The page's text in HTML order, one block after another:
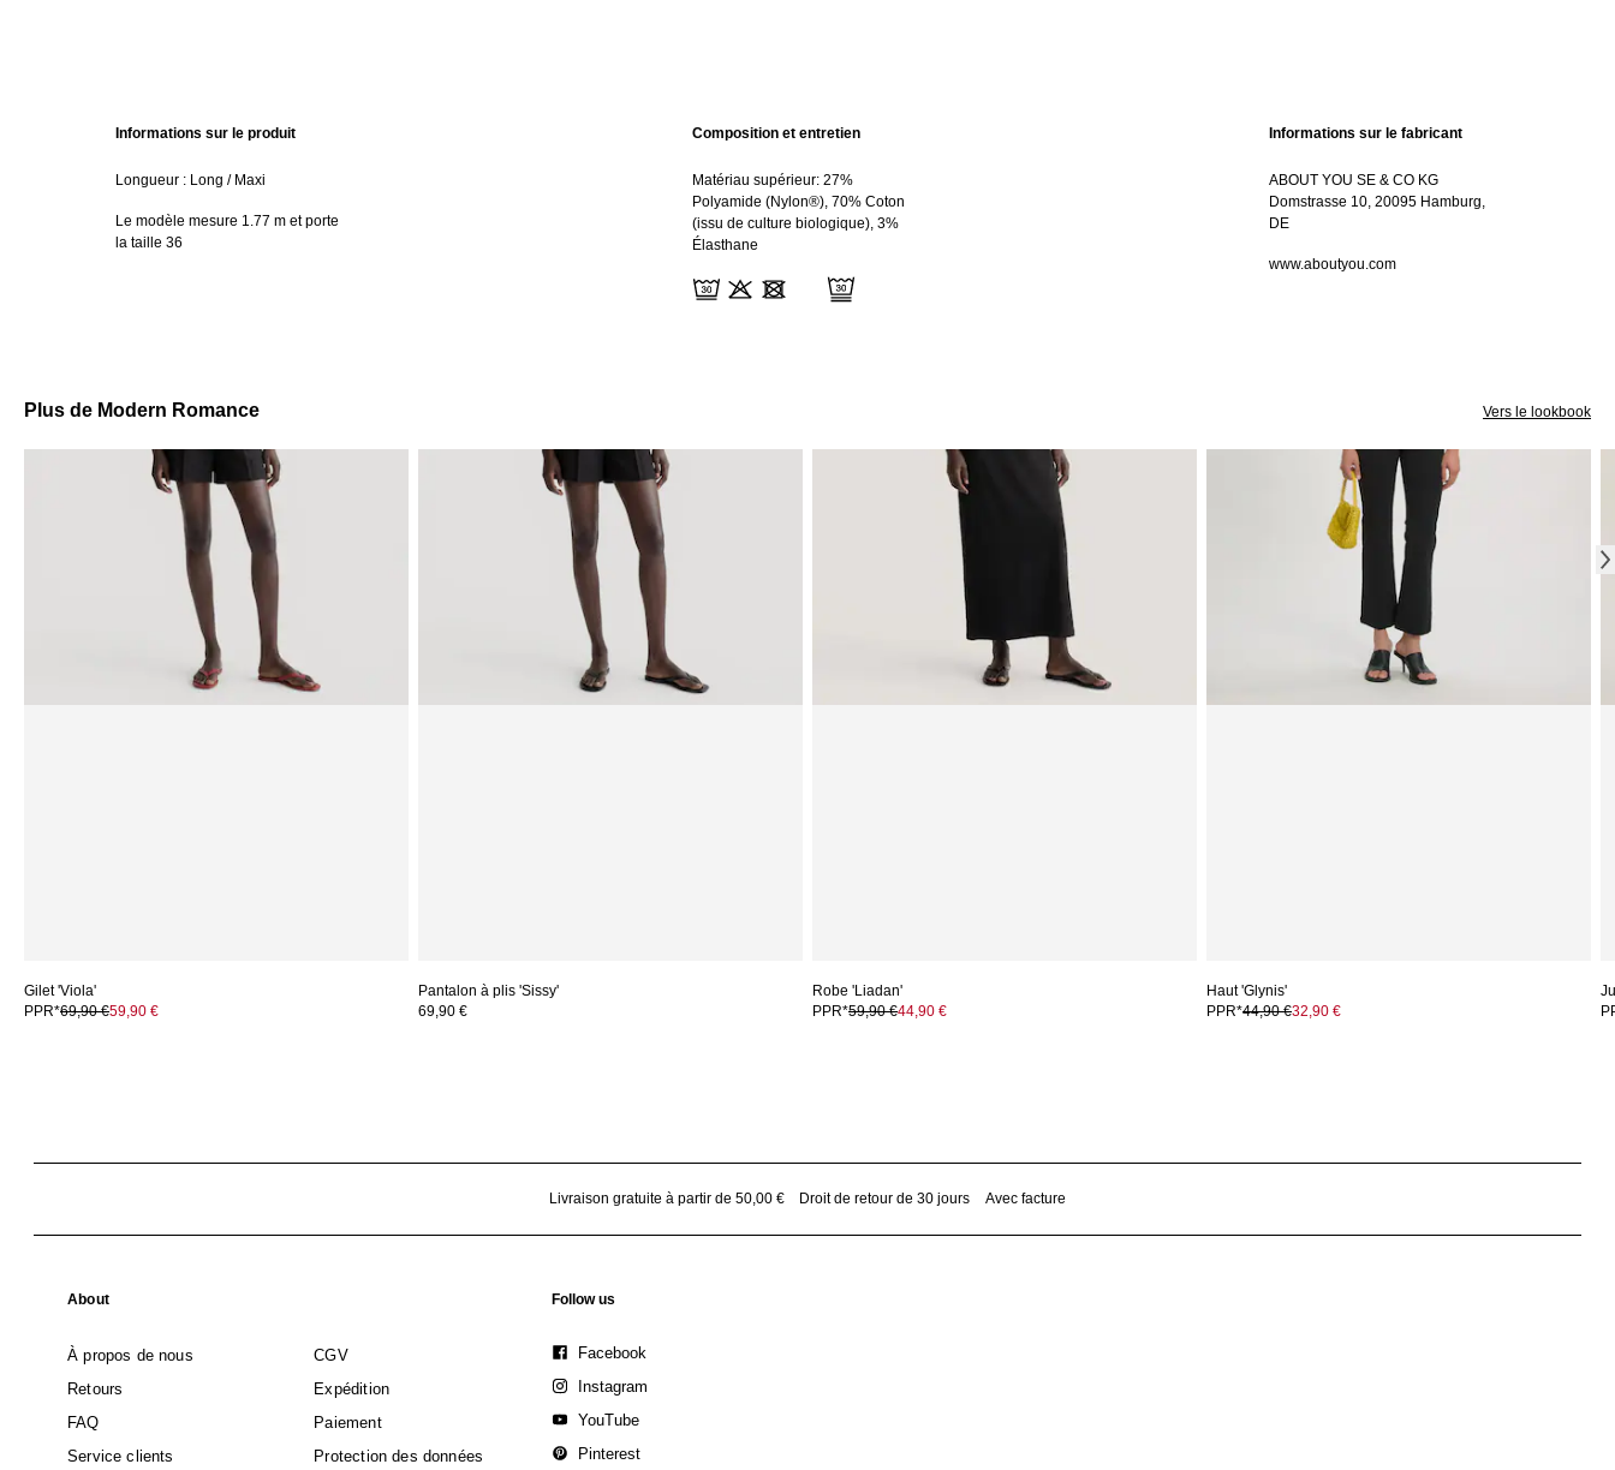
Informations sur le produit
Longueur : Long / Maxi
Le modèle mesure 1.77 m et porte
la taille 36
Composition et entretien
Matériau supérieur: 27%
Polyamide (Nylon®), 70% Coton
(issu de culture biologique), 3%
Élasthane
Informations sur le fabricant
ABOUT YOU SE & CO KG
Domstrasse 10, 20095 Hamburg,
DE
www.aboutyou.com
Plus de Modern Romance Vers le lookbook
Gilet 'Viola'
PPR*69,90 €59,90 €
Pantalon à plis 'Sissy'
69,90 €
Robe 'Liadan'
PPR*59,90 €44,90 €
Haut 'Glynis'
PPR*44,90 €32,90 €
Livraison gratuite à partir de 50,00 € Droit de retour de 30 jours Avec facture
About
À propos de nous
CGV
Retours
Expédition
FAQ
Paiement
Service clients
Protection des données
Follow us
Facebook
Instagram
YouTube
Pinterest